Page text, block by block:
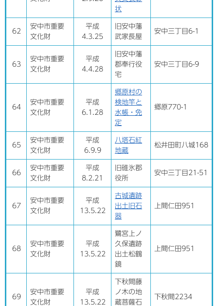
状
62
安中市重要
文化財
平成
4.3.25
旧安中藩
武家長屋
安中三丁目6-1
63
安中市重要
文化財
平成
4.4.28
旧安中藩
郡奉行役
宅
安中三丁目6-9
64
安中市重要
文化財
平成
6.1.28
郷原村の
検地竿と
水帳・免
定
郷原770-1
65
安中市重要
文化財
平成
6.9.9
八塔石紅
地蔵
松井田町八城168
66
安中市重要
文化財
平成
8.2.21
旧碓氷郡
役所
安中三丁目21-51
67
安中市重要
文化財
平成
13.5.22
古城遺跡
出土旧石
器
上間仁田951
68
安中市重要
文化財
平成
13.5.22
鷺宮上ノ
久保遺跡
出土松鶴
鏡
上間仁田951
69
安中市重要
文化財
平成
13.5.22
下秋間藤
ノ木の地
蔵菩薩石
下秋間2234